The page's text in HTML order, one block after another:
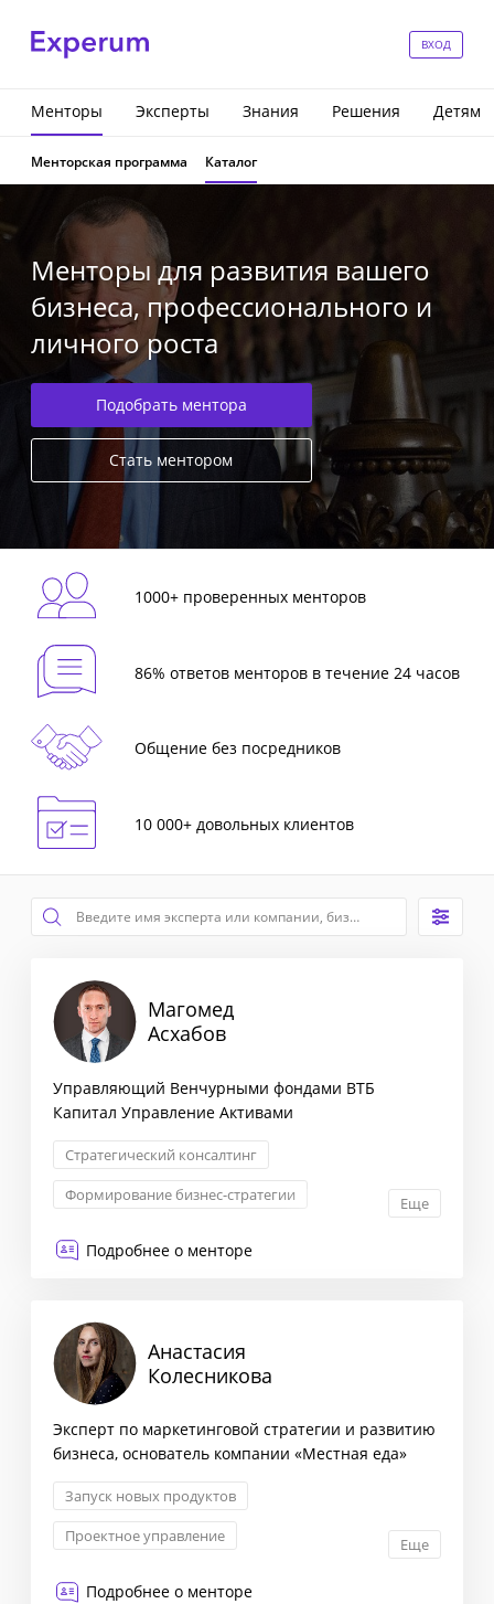
ВХОД
Менторы Эксперты Знания Решения Детям
Менторская программа Каталог
Менторы для развития вашего
бизнеса, профессионального и
личного роста
Подобрать ментора
Стать ментором
1000+ проверенных менторов
86% ответов менторов в течение 24 часов
Общение без посредников
10 000+ довольных клиентов
Магомед
Асхабов
Управляющий Венчурными фондами ВТБ
Капитал Управление Активами
Стратегический консалтинг
Формирование бизнес-стратегии
Еще
Подробнее о менторе
Анастасия
Колесникова
Эксперт по маркетинговой стратегии и развитию
бизнеса, основатель компании «Местная еда»
Запуск новых продуктов
Проектное управление
Еще
Подробнее о менторе